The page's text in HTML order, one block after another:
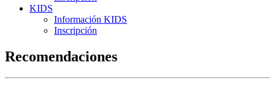
KIDS
Información KIDS
Inscripción
Recomendaciones